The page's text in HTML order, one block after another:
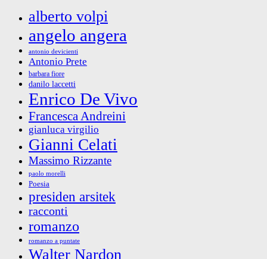
alberto volpi
angelo angera
antonio devicienti
Antonio Prete
barbara fiore
danilo laccetti
Enrico De Vivo
Francesca Andreini
gianluca virgilio
Gianni Celati
Massimo Rizzante
paolo morelli
Poesia
presiden arsitek
racconti
romanzo
romanzo a puntate
Walter Nardon